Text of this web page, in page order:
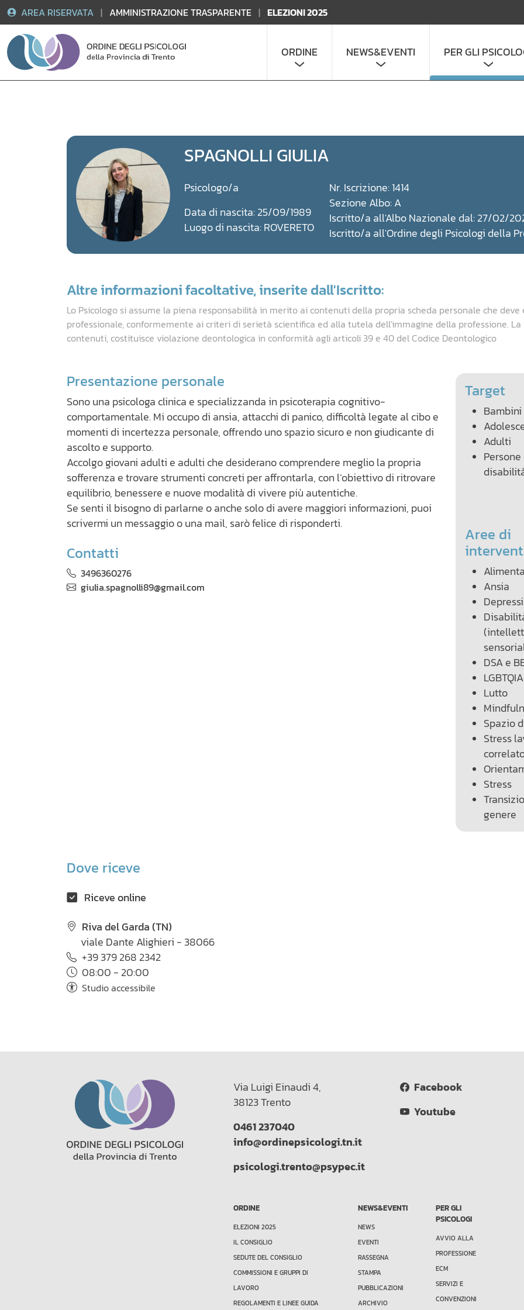
contenuto
AREA RISERVATA | AMMINISTRAZIONE TRASPARENTE | ELEZIONI 2025
ORDINE NEWS&EVENTI PER GLI
SPAGNOLLI GIULIA
Psicologo/a
Data di nascita: 25/09/1989
Luogo di nascita: ROVERETO
Nr. Iscrizione: 1414
Sezione Albo: A
Iscritto/a all'Albo Nazionale dal: 27/02/
Iscritto/a all'Ordine degli Psicologi della
Altre informazioni facoltative, inserite dall'Iscritto:
Lo Psicologo si assume la piena responsabilità in merito ai contenuti della propria scheda personale che
professionale, conformemente ai criteri di serietà scientifica ed alla tutela dell'immagine della professione.
contenuti, costituisce violazione deontologica in conformità agli articoli 39 e 40 del Codice Deontologico
Presentazione personale
Sono una psicologa clinica e specializzanda in psicoterapia cognitivo-
comportamentale. Mi occupo di ansia, attacchi di panico, difficoltà legate al cibo e
momenti di incertezza personale, offrendo uno spazio sicuro e non giudicante di
ascolto e supporto.
Accolgo giovani adulti e adulti che desiderano comprendere meglio la propria
sofferenza e trovare strumenti concreti per affrontarla, con l’obiettivo di ritrovare
equilibrio, benessere e nuove modalità di vivere più autentiche.
Se senti il bisogno di parlarne o anche solo di avere maggiori informazioni, puoi
scrivermi un messaggio o una mail, sarò felice di risponderti.
Contatti
3496360276
giulia.spagnolli89@gmail.com
Target
Bambini
Adulti
Persone
Aree di
Ansia
DSA e
Lutto
Spazio
Stress
Stress
genere
Dove riceve
Riceve online
Riva del Garda (TN)
viale Dante Alighieri - 38066
+39 379 268 2342
08:00 - 20:00
Studio accessibile
Via Luigi Einaudi 4,
38123 Trento
0461 237040
info@ordinepsicologi.tn.it
psicologi.trento@psypec.it
Facebook
Youtube
ORDINE
ELEZIONI 2025
IL CONSIGLIO
SEDUTE DEL CONSIGLIO
COMMISSIONI E GRUPPI DI
LAVORO
REGOLAMENTI E LINEE GUIDA
NEWS&EVENTI
NEWS
EVENTI
RASSEGNA
STAMPA
PUBBLICAZIONI
ARCHIVIO
PER GLI
PSICOLOGI
AVVIO ALLA
PROFESSIONE
ECM
SERVIZI E
CONVENZIONI